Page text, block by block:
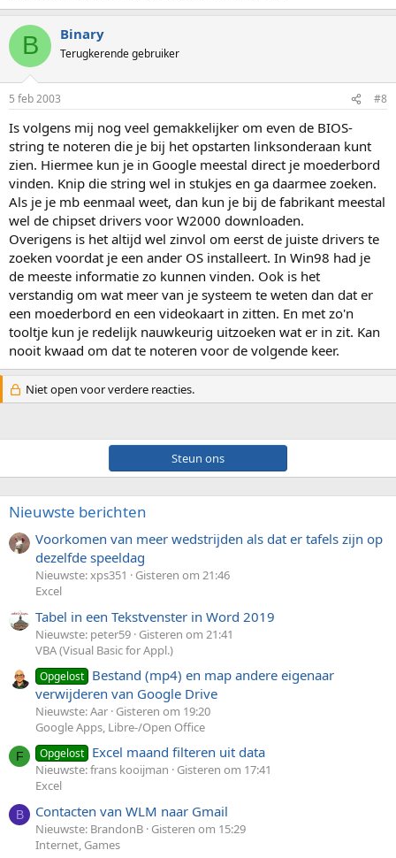
B Binary
Terugkerende gebruiker
5 feb 2003 #8
Is volgens mij nog veel gemakkelijker om even de BIOS-
string te noteren die je bij het opstarten linksonderaan kunt
zien. Hiermee kun je in Google meestal direct je moederbord
vinden. Knip die string wel in stukjes en ga daarmee zoeken.
Als je je mb eenmaal weet, dan kun je bij de fabrikant meestal
wel de chipset drivers voor W2000 downloaden.
Overigens is het altijd wel zinvol om eerst de juiste drivers te
zoeken voordat je een ander OS installeert. In Win98 had je
de meeste informatie zo kunnen vinden. Ook is het
verstandig om wat meer van je systeem te weten dan dat er
een moederbord en een videokaart in zitten. En met zo'n
tooltje kun je redelijk nauwkeurig uitzoeken wat er in zit. Kan
nooit kwaad om dat te noteren voor de volgende keer.
Niet open voor verdere reacties.
Steun ons
Nieuwste berichten
Voorkomen van meer wedstrijden als dat er tafels zijn op
dezelfde speeldag
Nieuwste: xps351
Gisteren om 21:46
Excel
Tabel in een Tekstvenster in Word 2019
Nieuwste: peter59 Gisteren om 21:41
VBA (Visual Basic for Appl.)
Opgelost Bestand (mp4) en map andere eigenaar
verwijderen van Google Drive
Nieuwste: Aar Gisteren om 19:20
Google Apps, Libre-/Open Office
F Opgelost Excel maand filteren uit data
Nieuwste: frans kooijman
Gisteren om 17:41
Excel
B Contacten van WLM naar Gmail
Nieuwste: BrandonB Gisteren om 15:29
Internet, Games